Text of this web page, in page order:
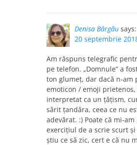
Denisa Bârgău says:
20 septembrie
Am răspuns telegrafic
pe telefon. „Domnule” a
ton glumeț, dar dacă n-am
emoticon / emoji
interpretat ca un țățism,
sărit țandăra, ceea ce nu
adevărat. :) Poate că mi-
exercițiul de a scrie scurt
știu ce să zic, cert e că nu